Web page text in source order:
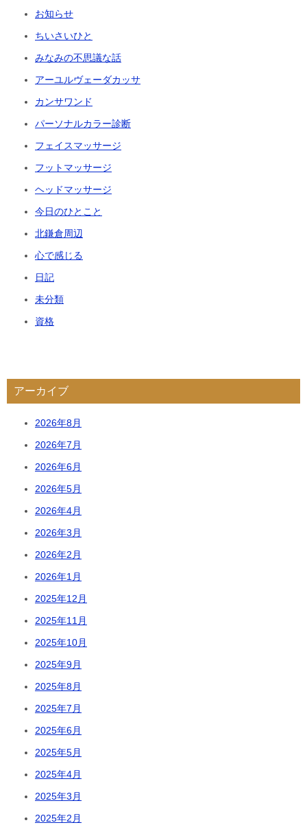
お知らせ
ちいさいひと
みなみの不思議な話
アーユルヴェーダカッサ
カンサワンド
パーソナルカラー診断
フェイスマッサージ
フットマッサージ
ヘッドマッサージ
今日のひとこと
北鎌倉周辺
心で感じる
日記
未分類
資格
アーカイブ
2026年8月
2026年7月
2026年6月
2026年5月
2026年4月
2026年3月
2026年2月
2026年1月
2025年12月
2025年11月
2025年10月
2025年9月
2025年8月
2025年7月
2025年6月
2025年5月
2025年4月
2025年3月
2025年2月